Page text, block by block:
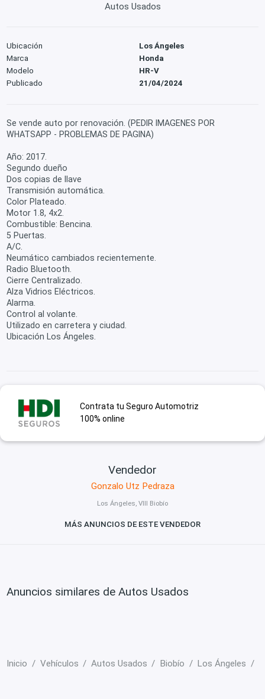
Autos Usados
Ubicación
Los Ángeles
Marca
Honda
Modelo
HR-V
Publicado
21/04/2024
Se vende auto por renovación. (PEDIR IMAGENES POR
WHATSAPP - PROBLEMAS DE PAGINA)
Año: 2017.
Segundo dueño
Dos copias de llave
Transmisión automática.
Color Plateado.
Motor 1.8, 4x2.
Combustible: Bencina.
5 Puertas.
A/C.
Neumático cambiados recientemente.
Radio Bluetooth.
Cierre Centralizado.
Alza Vidrios Eléctricos.
Alarma.
Control al volante.
Utilizado en carretera y ciudad.
Ubicación Los Ángeles.
Contrata tu Seguro Automotriz
100% online
Vendedor
Gonzalo Utz Pedraza
Los Ángeles, VIII Biobío
MÁS ANUNCIOS DE ESTE VENDEDOR
Anuncios similares de Autos Usados
Inicio Vehículos Autos Usados Biobío Los Ángeles